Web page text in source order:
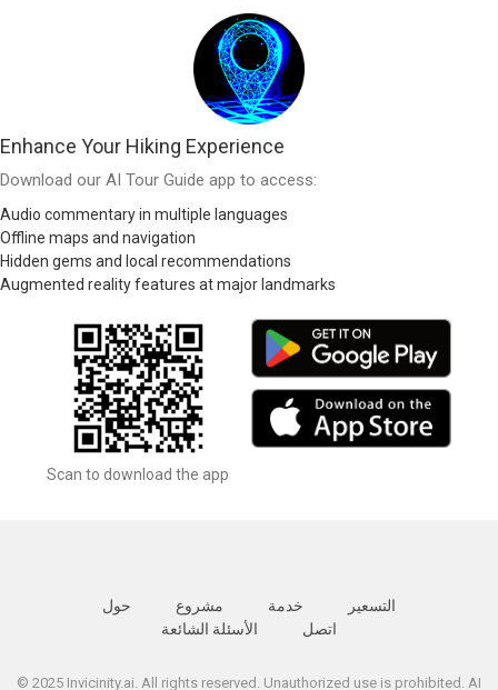
Enhance Your Hiking Experience
Download our AI Tour Guide app to access:
Audio commentary in multiple languages
Offline maps and navigation
Hidden gems and local recommendations
Augmented reality features at major landmarks
Scan to download the app
حول مشروع خدمة
التسعير
الأسئلة الشائعة
اتصل
© 2025 Invicinity.ai. All rights reserved. Unauthorized use is prohibited. AI